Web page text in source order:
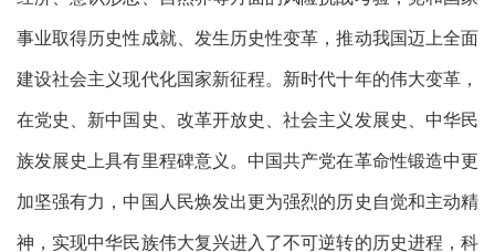
事业取得历史性成就、发生历史性变革，推动我国迈上全面
建设社会主义现代化国家新征程。新时代十年的伟大变革，
在党史、新中国史、改革开放史、社会主义发展史、中华民
族发展史上具有里程碑意义。中国共产党在革命性锻造中更
加坚强有力，中国人民焕发出更为强烈的历史自觉和主动精
神，实现中华民族伟大复兴进入了不可逆转的历史进程，科